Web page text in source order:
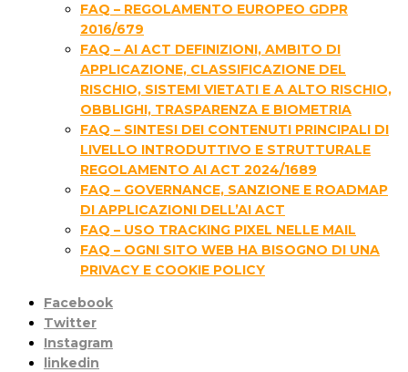
FAQ – REGOLAMENTO EUROPEO GDPR
2016/679
FAQ – AI ACT DEFINIZIONI, AMBITO DI
APPLICAZIONE, CLASSIFICAZIONE DEL
RISCHIO, SISTEMI VIETATI E A ALTO RISCHIO,
OBBLIGHI, TRASPARENZA E BIOMETRIA
FAQ – SINTESI DEI CONTENUTI PRINCIPALI DI
LIVELLO INTRODUTTIVO E STRUTTURALE
REGOLAMENTO AI ACT 2024/1689
FAQ – GOVERNANCE, SANZIONE E ROADMAP
DI APPLICAZIONI DELL’AI ACT
FAQ – USO TRACKING PIXEL NELLE MAIL
FAQ – OGNI SITO WEB HA BISOGNO DI UNA
PRIVACY E COOKIE POLICY
Facebook
Twitter
Instagram
linkedin